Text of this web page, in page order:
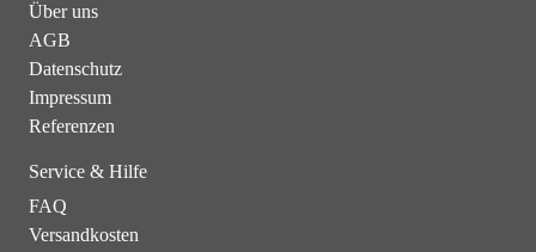
Über uns
AGB
Datenschutz
Impressum
Referenzen
Service & Hilfe
FAQ
Versandkosten